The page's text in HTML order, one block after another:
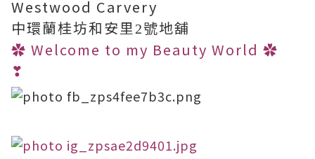
Westwood Carvery
中環蘭桂坊和安里 2號地舖
✿ Welcome to my Beauty World ✿
❣